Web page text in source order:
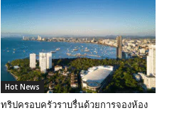
Hot News
ทริปครอบครัวราบรื่นด้วยการจองห้อง